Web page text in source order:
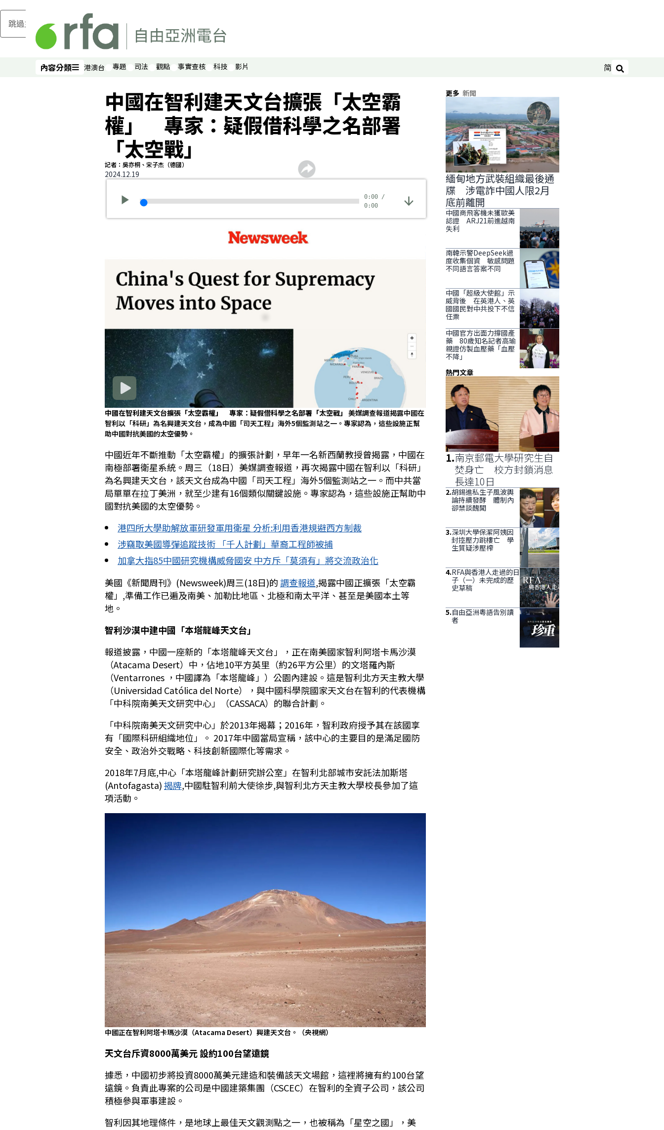
跳過主要內容
內容分類
內容分類 港澳台 專題 司法 觀點 事實查核 科技 影片 简 搜尋
中國在智利建天文台擴張「太空霸
權」 專家：疑假借科學之名部署
「太空戰」
記者：吳亦桐、宋子杰（德國）
2024.12.19
0:00 /
0:00
中國在智利建天文台擴張「太空霸權」 專家：疑假借科學之名部署「太空戰」 美媒調查報道揭露中國在
智利以「科研」為名興建天文台，成為中國「司天工程」海外5個監測站之一。專家認為，這些設施正幫
助中國對抗美國的太空優勢。
中國近年不斷推動「太空霸權」的擴張計劃，早年一名新西蘭教授曾揭露，中國在
南極部署衛星系統。周三（18日）美媒調查報道，再次揭露中國在智利以「科研」
為名興建天文台，該天文台成為中國「司天工程」海外5個監測站之一。而中共當
局單單在拉丁美洲，就至少建有16個類似關鍵設施。專家認為，這些設施正幫助中
國對抗美國的太空優勢。
港四所大學助解放軍研發軍用衛星 分析:利用香港規避西方制裁
涉竊取美國導彈追蹤技術 「千人計劃」華裔工程師被捕
加拿大指85中國研究機構威脅國安 中方斥「莫須有」將交流政治化
美國《新聞周刊》(Newsweek)周三(18日)的調查報道,揭露中國正擴張「太空霸
權」,準備工作已遍及南美、加勒比地區、北極和南太平洋、甚至是美國本土等
地。
智利沙漠中建中國「本塔龍峰天文台」
報道披露，中國一座新的「本塔龍峰天文台」，正在南美國家智利阿塔卡馬沙漠
（Atacama Desert）中，佔地10平方英里（約26平方公里）的文塔羅內斯
（Ventarrones ，中國譯為「本塔龍峰」）公園內建設。這是智利北方天主教大學
（Universidad Católica del Norte），與中國科學院國家天文台在智利的代表機構
「中科院南美天文研究中心」（CASSACA）的聯合計劃。
「中科院南美天文研究中心」於2013年揭幕；2016年，智利政府授予其在該國享
有「國際科研組織地位」。 2017年中國當局宣稱，該中心的主要目的是滿足國防
安全、政治外交戰略、科技創新國際化等需求。
2018年7月底,中心「本塔龍峰計劃研究辦公室」在智利北部城市安託法加斯塔
(Antofagasta)揭牌,中國駐智利前大使徐步,與智利北方天主教大學校長參加了這
項活動。
中國正在智利阿塔卡瑪沙漠（Atacama Desert）興建天文台。（央視網）
天文台斥資8000萬美元 設約100台望遠鏡
據悉，中國初步將投資8000萬美元建造和裝備該天文場館，這裡將擁有約100台望
遠鏡。負責此專案的公司是中國建築集團（CSCEC）在智利的全資子公司，該公司
積極參與軍事建設。
智利因其地理條件，是地球上最佳天文觀測點之一，也被稱為「星空之國」，美
更多 新聞
緬甸地方武裝組織最後通
牒 涉電詐中國人限2月
底前離開
中國商飛客機未獲歐美
認證 ARJ21前進越南
失利
南韓示警DeepSeek過
度收集個資 敏感問題
不同語言答案不同
中國「超級大使館」示
威背後 在英港人、英
國國民對中共投下不信
任票
中國官方出面力撐國產
藥 80歲知名記者高瑜
親證仿製血壓藥「血壓
不降」
熱門文章
1.南京郵電大學研究生自
焚身亡 校方封鎖消息
長達10日
2.胡錫進私生子風波輿
論持續發酵 體制內
卻禁談醜聞
3.深圳大學保潔阿姨因
封控壓力跳樓亡 學
生質疑涉壓榨
4.RFA與香港人走過的日
子（一）未完成的歷
史草稿
5.自由亞洲粵語告別讀
者